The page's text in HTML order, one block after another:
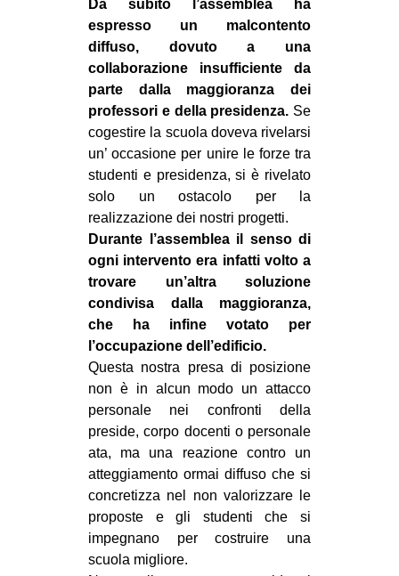
AMERICHE
ESTREMO ORIENTE
EUROPA
MEDIO ORIENTE
MONDO
EVENTI
in
Fb
bsky
SEARCH
Da subito l’assemblea ha
espresso un malcontento
diffuso, dovuto a una
collaborazione insufficiente da
parte dalla maggioranza dei
professori e della presidenza. Se
cogestire la scuola doveva rivelarsi
un’ occasione per unire le forze tra
studenti e presidenza, si è rivelato
solo un ostacolo per la
realizzazione dei nostri progetti.
Durante l’assemblea il senso di
ogni intervento era infatti volto a
trovare un’altra soluzione
condivisa dalla maggioranza,
che ha infine votato per
l’occupazione dell’edificio.
Questa nostra presa di posizione
non è in alcun modo un attacco
personale nei confronti della
preside, corpo docenti o personale
ata, ma una reazione contro un
atteggiamento ormai diffuso che si
concretizza nel non valorizzare le
proposte e gli studenti che si
impegnano per costruire una
scuola migliore.